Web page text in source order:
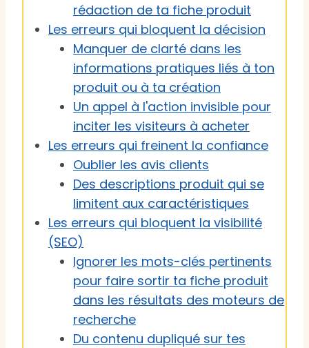
rédaction de ta fiche produit
Les erreurs qui bloquent la décision
Manquer de clarté dans les
informations pratiques liés à ton
produit ou à ta création
Un appel à l'action invisible pour
inciter les visiteurs à acheter
Les erreurs qui freinent la confiance
Oublier les avis clients
Des descriptions produit qui se
limitent aux caractéristiques
Les erreurs qui bloquent la visibilité
(SEO)
Ignorer les mots-clés pertinents
pour faire sortir ta fiche produit
dans les résultats des moteurs de
recherche
Du contenu dupliqué sur tes